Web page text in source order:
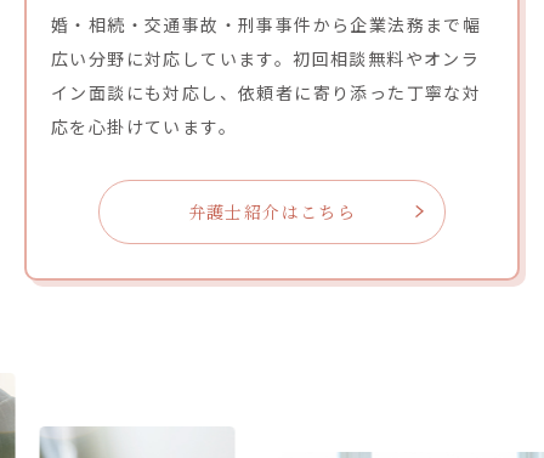
婚・相続・交通事故・刑事事件から企業法務まで幅
広い分野に対応しています。初回相談無料やオンラ
イン面談にも対応し、依頼者に寄り添った丁寧な対
応を心掛けています。
弁護士紹介はこちら